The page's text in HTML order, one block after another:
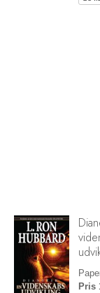
Pris